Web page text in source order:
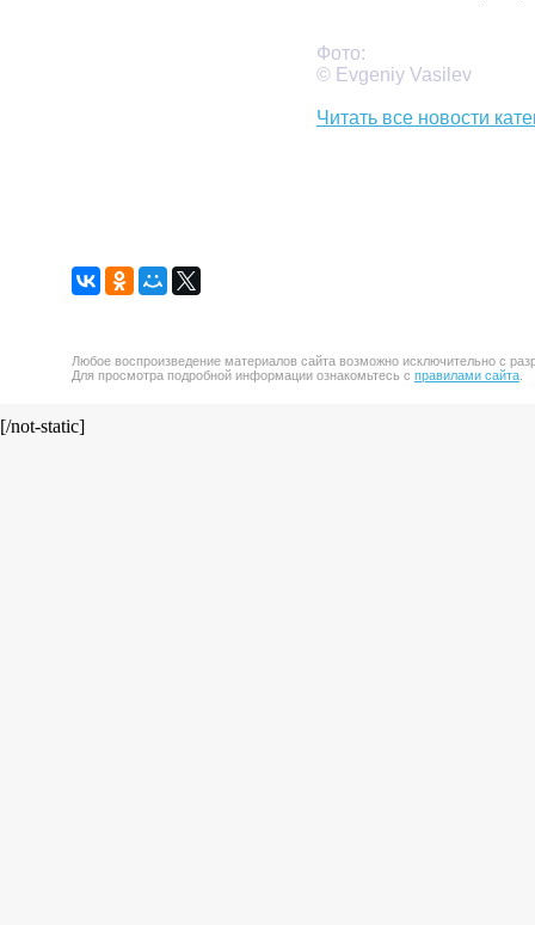
Фото:
© Evgeniy Vasilev
Читать все новости
Любое воспроизведение материалов сайта возможно исключительно с
Для просмотра подробной информации ознакомьтесь с правилами сайта
[/not-static]